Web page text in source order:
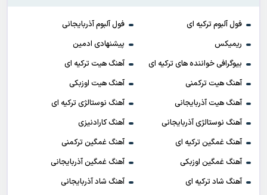
فول آلبوم ترکیه ای
فول آلبوم آذربایجانی
ریمیکس
پیشنهادی ادمین
بیوگرافی خواننده های ترکیه ای
آهنگ هیت ترکیه ای
آهنگ هیت ترکمنی
آهنگ هیت اوزبکی
آهنگ هیت آذربایجانی
آهنگ نوستالژی ترکیه ای
آهنگ نوستالژی آذربایجانی
آهنگ کارادنیزی
آهنگ غمگین ترکیه ای
آهنگ غمگین ترکمنی
آهنگ غمگین اوزبکی
آهنگ غمگین آذربایجانی
آهنگ شاد ترکیه ای
آهنگ شاد آذربایجانی